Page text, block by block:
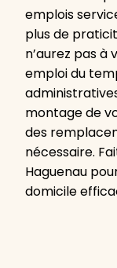
emplois
plus de
n’aurez pas à
emploi du
montage de
des
nécessaire.
Haguenau
domicile